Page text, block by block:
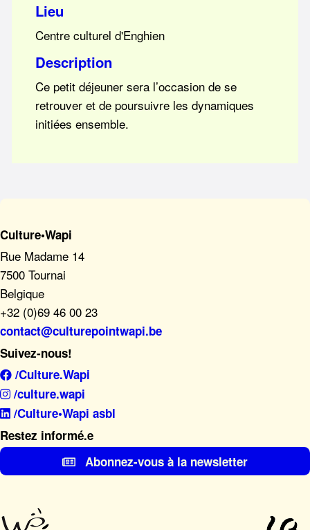
Lieu
Centre culturel d'Enghien
Description
Ce petit déjeuner sera l’occasion de se
retrouver et de poursuivre les dynamiques
initiées ensemble.
Culture•Wapi
Rue Madame 14
7500 Tournai
Belgique
+32 (0)69 46 00 23
contact@culturepointwapi.be
Suivez-nous!
/Culture.Wapi
/culture.wapi
/Culture•Wapi asbl
Restez informé.e
Abonnez-vous à la newsletter